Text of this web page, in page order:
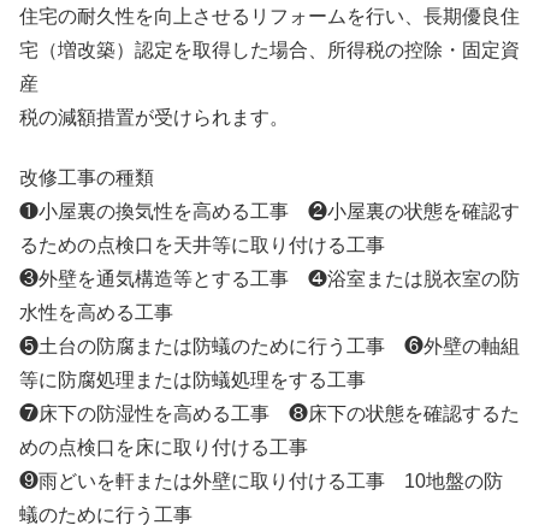
住宅の耐久性を向上させるリフォームを行い、長期優良住
宅（増改築）認定を取得した場合、所得税の控除・固定資
産
税の減額措置が受けられます。
改修工事の種類
❶小屋裏の換気性を高める工事 ❷小屋裏の状態を確認す
るための点検口を天井等に取り付ける工事
❸外壁を通気構造等とする工事 ❹浴室または脱衣室の防
水性を高める工事
❺土台の防腐または防蟻のために行う工事 ❻外壁の軸組
等に防腐処理または防蟻処理をする工事
❼床下の防湿性を高める工事 ❽床下の状態を確認するた
めの点検口を床に取り付ける工事
❾雨どいを軒または外壁に取り付ける工事 10地盤の防
蟻のために行う工事